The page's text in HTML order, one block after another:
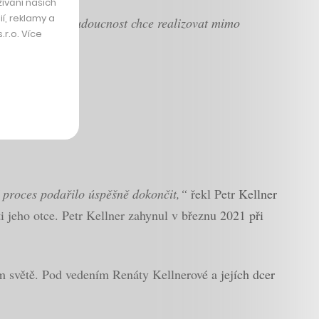
budoucnost chce realizovat mimo
v rodině.
podařilo úspěšně dokončit,“ řekl Petr Kellner
otce. Petr Kellner zahynul v březnu 2021 při
Pod vedením Renáty Kellnerové a jejích dcer
reklamy a
Více